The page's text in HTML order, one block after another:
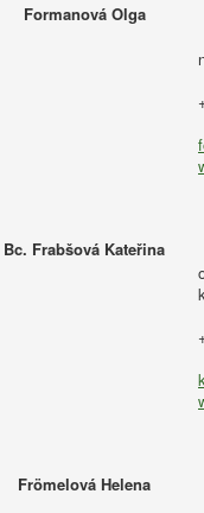
Formanová Olga
Bc. Frabšová Kateřina
Frömelová Helena